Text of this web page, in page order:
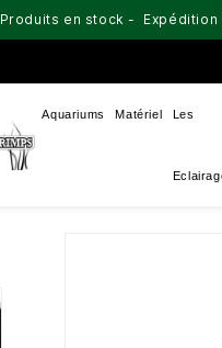
Produits en stock - Expédition
Aquariums Matériel Les